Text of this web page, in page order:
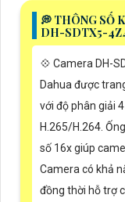
️💭 THÔNG SỐ
DH-SDTX5-
💠 Camera DH-
Dahua được
với độ phân giải
H.265/H.264.
số 16x giúp
Camera có khả
đồng thời hỗ trợ